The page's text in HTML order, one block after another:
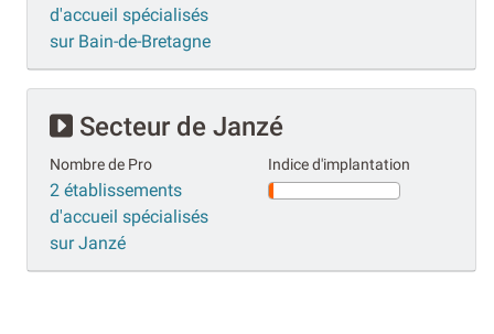
d'accueil spécialisés
sur Bain-de-Bretagne
Secteur de Janzé
Nombre de Pro
2 établissements
d'accueil spécialisés
sur Janzé
Indice d'implantation